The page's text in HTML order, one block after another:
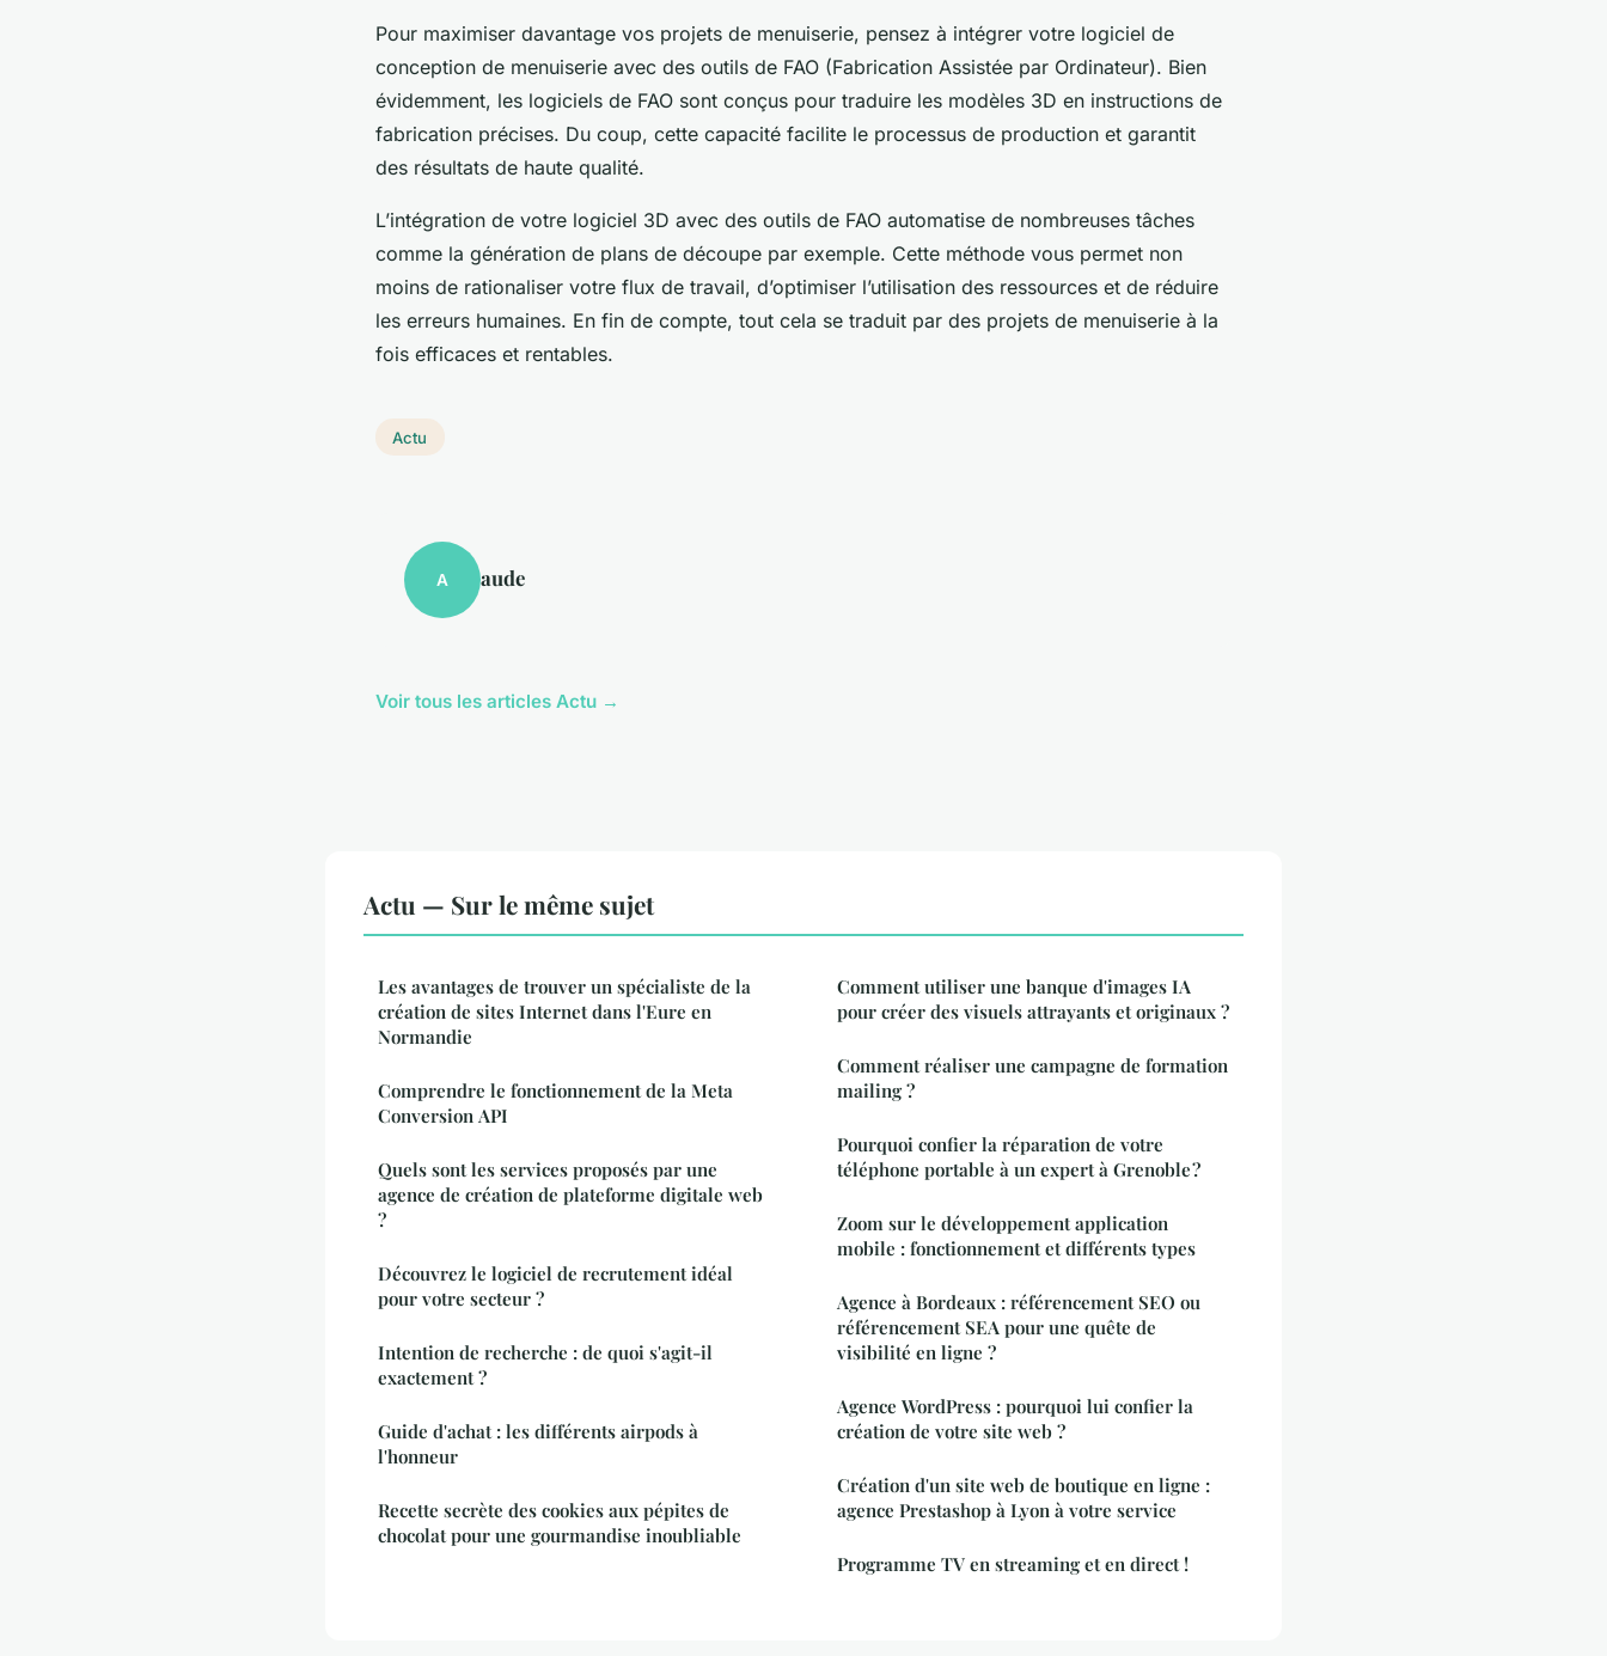
Pour maximiser davantage vos projets de menuiserie, pensez à intégrer votre logiciel de
conception de menuiserie avec des outils de FAO (Fabrication Assistée par Ordinateur). Bien
évidemment, les logiciels de FAO sont conçus pour traduire les modèles 3D en instructions de
fabrication précises. Du coup, cette capacité facilite le processus de production et garantit
des résultats de haute qualité.
L’intégration de votre logiciel 3D avec des outils de FAO automatise de nombreuses tâches
comme la génération de plans de découpe par exemple. Cette méthode vous permet non
moins de rationaliser votre flux de travail, d’optimiser l’utilisation des ressources et de réduire
les erreurs humaines. En fin de compte, tout cela se traduit par des projets de menuiserie à la
fois efficaces et rentables.
Actu
A aude
Voir tous les articles Actu →
Actu — Sur le même sujet
Les avantages de trouver un spécialiste de la
création de sites Internet dans l'Eure en
Normandie
Comprendre le fonctionnement de la Meta
Conversion API
Quels sont les services proposés par une
agence de création de plateforme digitale web
?
Découvrez le logiciel de recrutement idéal
pour votre secteur ?
Intention de recherche : de quoi s'agit-il
exactement ?
Guide d'achat : les différents airpods à
l'honneur
Recette secrète des cookies aux pépites de
chocolat pour une gourmandise inoubliable
Comment utiliser une banque d'images IA
pour créer des visuels attrayants et originaux ?
Comment réaliser une campagne de formation
mailing ?
Pourquoi confier la réparation de votre
téléphone portable à un expert à Grenoble ?
Zoom sur le développement application
mobile : fonctionnement et différents types
Agence à Bordeaux : référencement SEO ou
référencement SEA pour une quête de
visibilité en ligne ?
Agence WordPress : pourquoi lui confier la
création de votre site web ?
Création d'un site web de boutique en ligne :
agence Prestashop à Lyon à votre service
Programme TV en streaming et en direct !